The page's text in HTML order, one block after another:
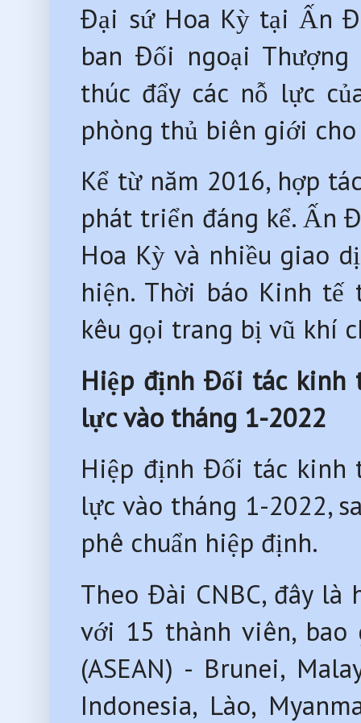
Đại sứ Hoa Kỳ tại Ấn
ban Đối ngoại
thúc đẩy các nỗ lực
phòng thủ biên giới
Kể từ năm 2016, hợp
phát triển đáng kể. Ấn
Hoa Kỳ và nhiều giao
hiện. Thời báo Kinh
kêu gọi trang bị vũ khí
Hiệp định Đối tác kinh
lực vào tháng 1-2022
Hiệp định Đối tác kinh
lực vào tháng 1-2022,
phê chuẩn hiệp định.
Theo Đài CNBC, đây
với 15 thành viên, bao
(ASEAN) - Brunei,
Indonesia, Lào,